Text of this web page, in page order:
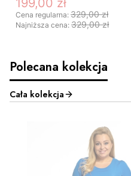
199,00 zł
Cena regularna: 329,00 zł
Najniższa cena: 329,00 zł
ZOBACZ
Polecana kolekcja
Cała kolekcja